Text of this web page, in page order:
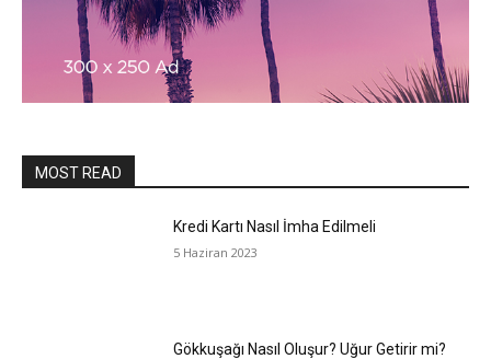
MOST READ
Kredi Kartı Nasıl İmha Edilmeli
5 Haziran 2023
Gökkuşağı Nasıl Oluşur? Uğur Getirir mi?